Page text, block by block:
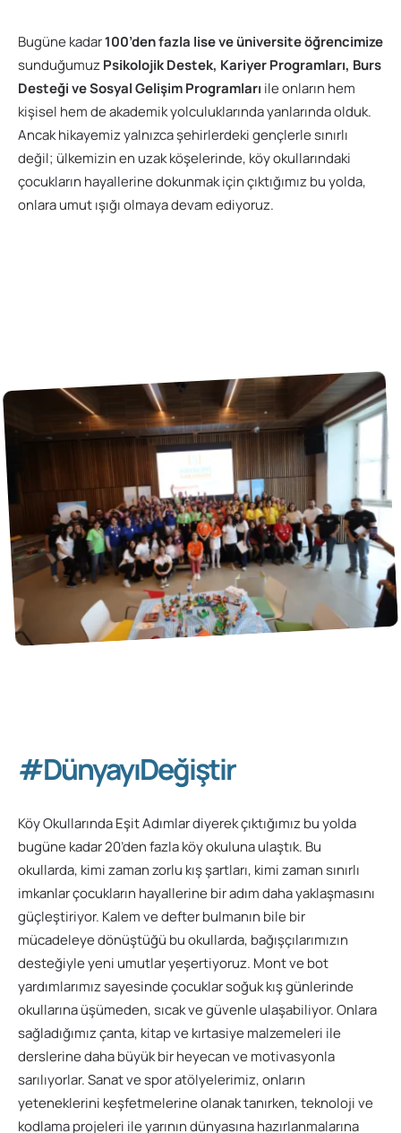
Bugüne kadar100’den fazla lise ve üniversite öğrencimize
sunduğumuzPsikolojik Destek, Kariyer Programları, Burs
Desteği ve Sosyal Gelişim Programları ile onların hem
kişisel hem de akademik yolculuklarında yanlarında olduk.
Ancak hikayemiz yalnızca şehirlerdeki gençlerle sınırlı
değil; ülkemizin en uzak köşelerinde, köy okullarındaki
çocukların hayallerine dokunmak için çıktığımız bu yolda,
onlara umut ışığı olmaya devam ediyoruz.
#DünyayıDeğiştir
Köy Okullarında Eşit Adımlar diyerek çıktığımız bu yolda
bugüne kadar 20’den fazla köy okuluna ulaştık. Bu
okullarda, kimi zaman zorlu kış şartları, kimi zaman sınırlı
imkanlar çocukların hayallerine bir adım daha yaklaşmasını
güçleştiriyor. Kalem ve defter bulmanın bile bir
mücadeleye dönüştüğü bu okullarda, bağışçılarımızın
desteğiyle yeni umutlar yeşertiyoruz. Mont ve bot
yardımlarımız sayesinde çocuklar soğuk kış günlerinde
okullarına üşümeden, sıcak ve güvenle ulaşabiliyor. Onlara
sağladığımız çanta, kitap ve kırtasiye malzemeleri ile
derslerine daha büyük bir heyecan ve motivasyonla
sarılıyorlar. Sanat ve spor atölyelerimiz, onların
yeteneklerini keşfetmelerine olanak tanırken, teknoloji ve
kodlama projeleri ile yarının dünyasına hazırlanmalarına